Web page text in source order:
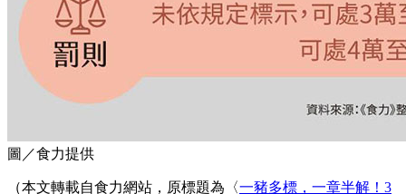
圖／食力提供
（本文轉載自食力網站，原標題為〈一豬多標，一章半解！3